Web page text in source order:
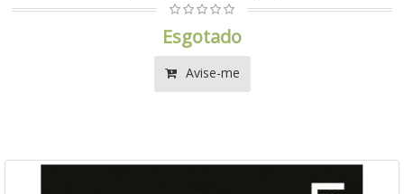
Esgotado
Avise-me